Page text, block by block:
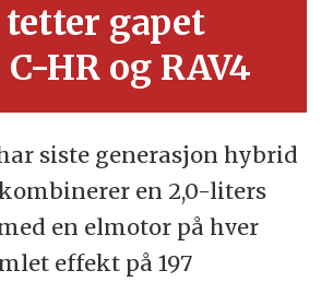
tetter gapet
HR og RAV4
siste generasjon hybrid
en 2,0-liters
en elmotor på hver
effekt på 197